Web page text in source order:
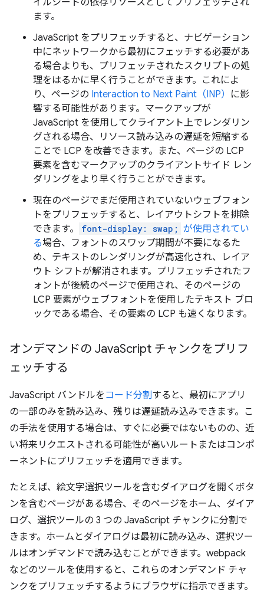
イルシートの依存リソースとしてプリフェッチされ
ます。
JavaScript をプリフェッチすると、ナビゲーション
中にネットワークから最初にフェッチする必要があ
る場合よりも、プリフェッチされたスクリプトの処
理をはるかに早く行うことができます。これによ
り、ページの Interaction to Next Paint（INP） に影
響する可能性があります。マークアップが
JavaScript を使用してクライアント上でレンダリン
グされる場合、リソース読み込みの遅延を短縮する
ことで LCP を改善できます。また、ページの LCP
要素を含むマークアップのクライアントサイド レン
ダリングをより早く行うことができます。
現在のページでまだ使用されていないウェブフォン
トをプリフェッチすると、レイアウトシフトを排除
できます。
font-display: swap; が使用されてい
る場合、フォントのスワップ期間が不要になるた
め、テキストのレンダリングが高速化され、レイア
ウト シフトが解消されます。プリフェッチされたフ
ォントが後続のページで使用され、そのページの
LCP 要素がウェブフォントを使用したテキスト ブロ
ックである場合、その要素の LCP も速くなります。
オンデマンドの JavaScript チャンクをプリフ
ェッチする
JavaScript バンドルを コード分割すると、最初にアプリ
の一部のみを読み込み、残りは遅延読み込みできます。こ
の手法を使用する場合は、すぐに必要ではないものの、近
い将来リクエストされる可能性が高いルートまたはコンポ
ーネントにプリフェッチを適用できます。
たとえば、絵文字選択ツールを含むダイアログを開くボタ
ンを含むページがある場合、そのページをホーム、ダイア
ログ、選択ツールの 3 つの JavaScript チャンクに分割で
きます。ホームとダイアログは最初に読み込み、選択ツー
ルはオンデマンドで読み込むことができます。webpack
などのツールを使用すると、これらのオンデマンド チャ
ンクをプリフェッチするようにブラウザに指示できます。